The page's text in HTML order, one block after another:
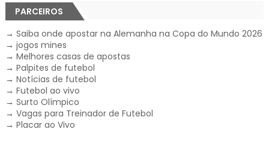
PARCEIROS
→ Saiba onde apostar na Alemanha na Copa do Mundo 2026
→ jogos mines
→ Melhores casas de apostas
→ Palpites de futebol
→ Notícias de futebol
→ Futebol ao vivo
→ Surto Olímpico
→ Vagas para Treinador de Futebol
→ Placar ao Vivo